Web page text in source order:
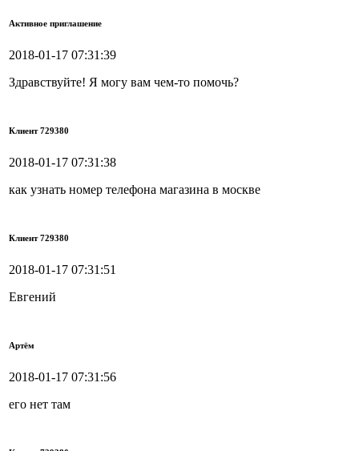
Активное приглашение
2018-01-17 07:31:39
Здравствуйте! Я могу вам чем-то помочь?
Клиент 729380
2018-01-17 07:31:38
как узнать номер телефона магазина в москве
Клиент 729380
2018-01-17 07:31:51
Евгений
Артём
2018-01-17 07:31:56
его нет там